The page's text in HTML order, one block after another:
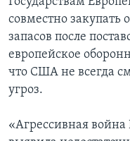
совместно закупать
запасов после
европейское
что США не всегда
угроз.
«Агрессивная